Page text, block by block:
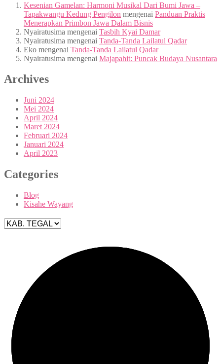
Kesenian Gamelan: Harmoni Musikal Dari Bumi Jawa –
Tapakwangu Kedung Pengilon mengenai Panduan Praktis
Menerapkan Primbon Jawa Dalam Bisnis
Nyairatusima mengenai Tasbih Kyai Damar
Nyairatusima mengenai Tanda-Tanda Lailatul Qadar
Eko mengenai Tanda-Tanda Lailatul Qadar
Nyairatusima mengenai Majapahit: Puncak Budaya Nusantara
Archives
Juni 2024
Mei 2024
April 2024
Maret 2024
Februari 2024
Januari 2024
April 2023
Categories
Blog
Kisahe Wayang